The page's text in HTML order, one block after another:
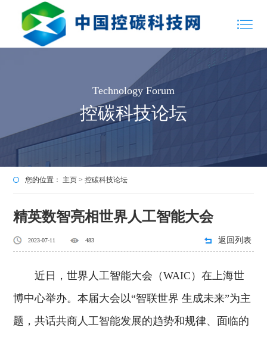
Technology Forum
控碳科技论坛
您的位置： 主页 >控碳科技论坛
精英数智亮相世界人工智能大会
2023-07-11 483 返回列表
近日，世界人工智能大会（WAIC）在上海世
博中心举办。本届大会以“智联世界 生成未来”为主
题，共话共商人工智能发展的趋势和规律、面临的